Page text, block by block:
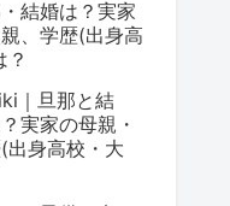
結婚は？実家
、学歴(出身高
？
｜旦那と結
実家の母親・
出身高校・大